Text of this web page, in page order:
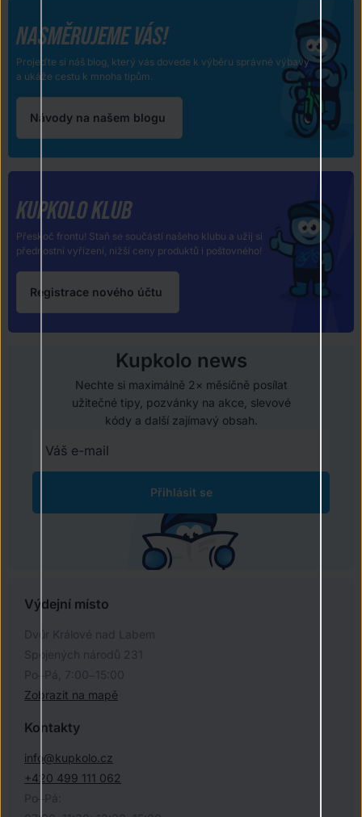
KUPKOLO KLUB
Přeskoč frontu! Staň se součástí našeho klubu a užij si
přednostní vyřízení, nižší ceny produktů i poštovného!
Registrace nového účtu
NASMĚRUJEME VÁS!
Projeďte si náš blog, který vás dovede k výběru správné výbavy
a ukáže cestu k mnoha tipům.
Návody na našem blogu
Kupkolo news
Nechte si maximálně 2× měsíčně posílat
užitečné tipy, pozvánky na akce, slevové
kódy a další zajímavý obsah.
Přihlásit se
Kontakty
info@kupkolo.cz
+420 499 111 062
Po–Pá:
Výdejní místo
Dvůr Králové nad Labem
Spojených národů 231
Po–Pá, 7:00–15:00
Zobrazit na mapě